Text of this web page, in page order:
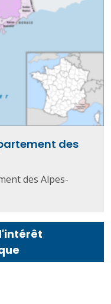
des
des Alpes-